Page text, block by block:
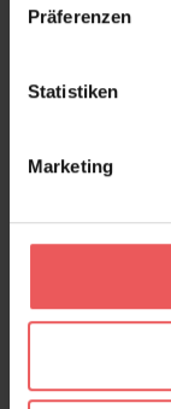
Präferenzen
Statistiken
Marketing